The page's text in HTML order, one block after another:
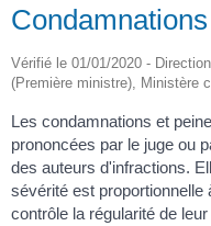
Vérifié le 01/01/2020 -
(Première ministre), Ministère
Les condamnations et
prononcées par le juge ou
des auteurs d'infractions.
sévérité est proportionnelle
contrôle la régularité de